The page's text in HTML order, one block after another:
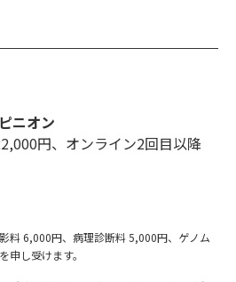
ニオン
円、オンライン2回目以降
料 6,000円、病理診断料 5,000円、ゲノム
申し受けます。